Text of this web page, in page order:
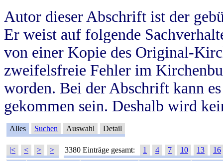
Autor dieser Abschrift ist der
Er weist auf folgende
von einer Kopie des Original-
zweifelsfreie Fehler im
worden. Bei der Abschrift kann
gekommen sein. Deshalb wird
Alles Suchen Auswahl Detail
|< < > >| 3380 Einträge gesamt: 1 4 7 10 13
16